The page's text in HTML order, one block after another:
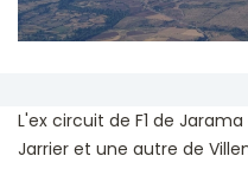
L'ex circuit de F1 de
Jarrier et une autre de